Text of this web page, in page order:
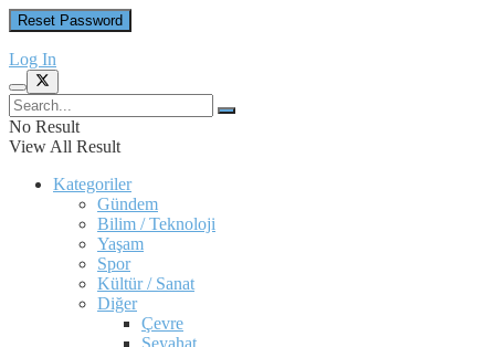
Log In
No Result
View All Result
Kategoriler
Gündem
Bilim / Teknoloji
Yaşam
Spor
Kültür / Sanat
Diğer
Çevre